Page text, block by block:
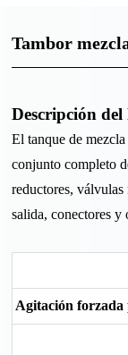
Tambor
Descripción
El tanque de
conjunto completo
reductores,
salida, conectores y
Agitación forzada